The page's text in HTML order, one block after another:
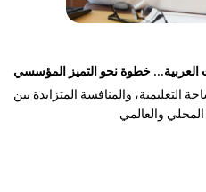
العربية... خطوة نحو التميز المؤسسي
والمنافسة المتزايدة بين
والعالمي